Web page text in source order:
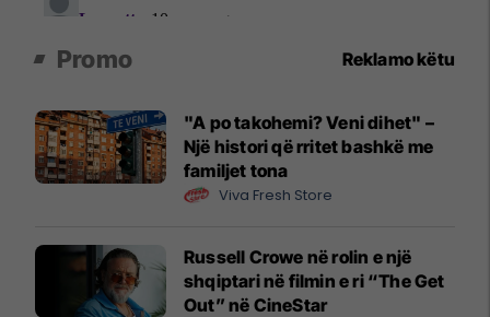
Promo Reklamo këtu
"A po takohemi? Veni dihet" –
Një histori që rritet bashkë me
familjet tona
Viva Fresh Store
Russell Crowe në rolin e një
shqiptari në filmin e ri “The Get
Out” në CineStar